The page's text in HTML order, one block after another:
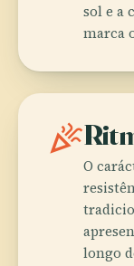
sol e a
marca
celebration
O
longo